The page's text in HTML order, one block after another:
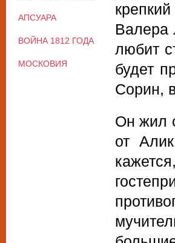
Валера
любит
будет
Сорин,
Он жил
от
АПСУАРА
ВОЙНА 1812 ГОДА
МОСКОВИЯ